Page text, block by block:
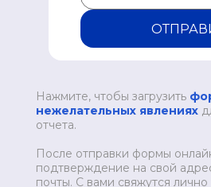
Нажмите, чтобы загрузить
нежелательных явлениях
отчета.
После отправки формы
подтверждение на свой
почты. С вами свяжутся лично